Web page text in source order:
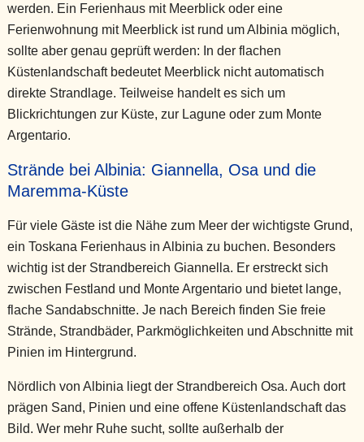
werden. Ein Ferienhaus mit Meerblick oder eine
Ferienwohnung mit Meerblick ist rund um Albinia möglich,
sollte aber genau geprüft werden: In der flachen
Küstenlandschaft bedeutet Meerblick nicht automatisch
direkte Strandlage. Teilweise handelt es sich um
Blickrichtungen zur Küste, zur Lagune oder zum Monte
Argentario.
Strände bei Albinia: Giannella, Osa und die
Maremma-Küste
Für viele Gäste ist die Nähe zum Meer der wichtigste Grund,
ein Toskana Ferienhaus in Albinia zu buchen. Besonders
wichtig ist der Strandbereich Giannella. Er erstreckt sich
zwischen Festland und Monte Argentario und bietet lange,
flache Sandabschnitte. Je nach Bereich finden Sie freie
Strände, Strandbäder, Parkmöglichkeiten und Abschnitte mit
Pinien im Hintergrund.
Nördlich von Albinia liegt der Strandbereich Osa. Auch dort
prägen Sand, Pinien und eine offene Küstenlandschaft das
Bild. Wer mehr Ruhe sucht, sollte außerhalb der